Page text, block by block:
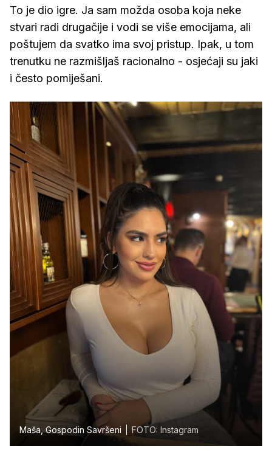
To je dio igre. Ja sam možda osoba koja neke
stvari radi drugačije i vodi se više emocijama, ali
poštujem da svatko ima svoj pristup. Ipak, u tom
trenutku ne razmišljaš racionalno - osjećaji su jaki
i često pomiješani.
Maša, Gospodin Savršeni FOTO: Instagram